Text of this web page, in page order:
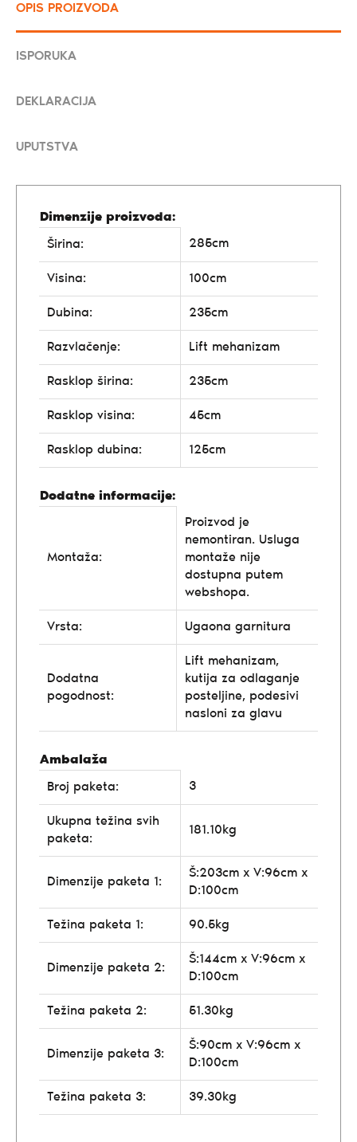
OPIS PROIZVODA
ISPORUKA
DEKLARACIJA
UPUTSTVA
Dimenzije proizvoda:
Širina:
285cm
Visina: 100cm
Dubina: 235cm
Razvlačenje: Lift mehanizam
Rasklop širina: 235cm
Rasklop visina: 45cm
Rasklop dubina: 125cm
Dodatne informacije:
Montaža:
Proizvod je
nemontiran. Usluga
montaže nije
dostupna putem
webshopa.
Vrsta: Ugaona garnitura
Dodatna
pogodnost:
Lift mehanizam,
kutija za odlaganje
posteljine, podesivi
nasloni za glavu
Ambalaža
Broj paketa:
3
Ukupna težina svih
paketa:
181.10kg
Dimenzije paketa 1:
Š:203cm x V:96cm x
D:100cm
Težina paketa 1: 90.5kg
Dimenzije paketa 2:
Š:144cm x V:96cm x
D:100cm
Težina paketa 2: 51.30kg
Dimenzije paketa 3:
Š:90cm x V:96cm x
D:100cm
Težina paketa 3: 39.30kg